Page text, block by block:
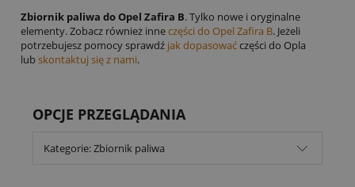
Zbiornik paliwa do Opel Zafira B. Tylko nowe i oryginalne
elementy. Zobacz również inneczęści do Opel Zafira B. Jeżeli
potrzebujesz pomocy sprawdź jak dopasowaćczęści do Opla
lubskontaktuj się z nami.
OPCJE PRZEGLĄDANIA
Kategorie: Zbiornik paliwa